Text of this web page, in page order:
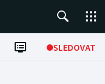
SLEDOVAT